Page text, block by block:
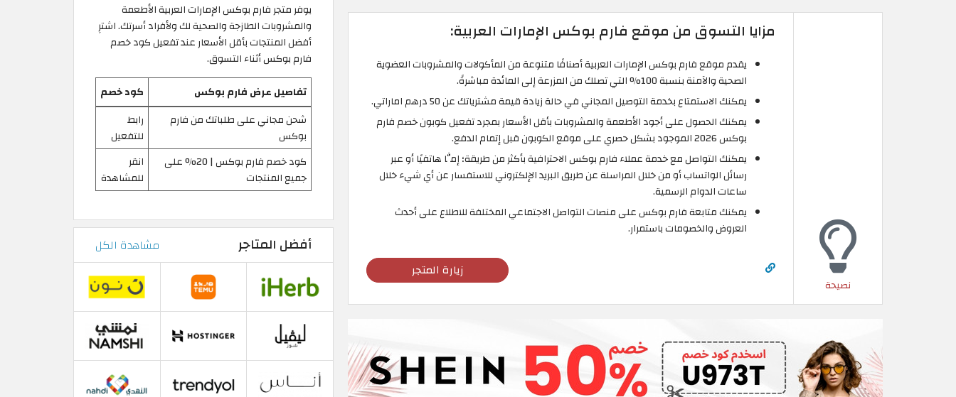
نصيحة
مزايا التسوق من موقع فارم بوكس الإمارات العربية:
يقدم موقع فارم بوكس الإمارات العربية أصنافًا متنوعة من المأكولات والمشروبات العضوية
الصحية والآمنة بنسبة 100% التي تصلك من المزرعة إلى المائدة مباشرةً.
يمكنك الاستمتاع بخدمة التوصيل المجاني في حالة زيادة قيمة مشترياتك عن 50 درهم اماراتي.
يمكنك الحصول على أجود الأطعمة والمشروبات بأقل الأسعار بمجرد تفعيل كوبون خصم فارم
بوكس 2026 الموجود بشكل حصري على موقع الكوبون قبل إتمام الدفع.
يمكنك التواصل مع خدمة عملاء فارم بوكس الاحترافية بأكثر من طريقة؛ إمَّا هاتفيًا أو عبر
رسائل الواتساب أو من خلال المراسلة عن طريق البريد الإلكتروني للاستفسار عن أي شيء خلال
ساعات الدوام الرسمية.
يمكنك متابعة فارم بوكس على منصات التواصل الاجتماعي المختلفة للاطلاع على أحدث
العروض والخصومات باستمرار.
زيارة المتجر
يوفر متجر فارم بوكس الإمارات العربية الأطعمة
والمشروبات الطازجة والصحية لك ولأفراد أسرتك. اشترِ
أفضل المنتجات بأقل الأسعار عند تفعيل كود خصم
فارم بوكس أثناء التسوق.
تفاصيل عرض فارم بوكس
كود خصم
شحن مجاني على طلباتك من فارم
بوكس
رابط
للتفعيل
كود خصم فارم بوكس | 20% على
جميع المنتجات
انقر
للمشاهدة
أفضل المتاجر مشاهدة الكل